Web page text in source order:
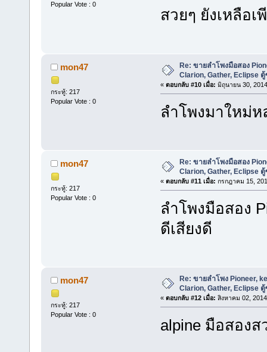
Popular Vote : 0
สวยๆ ยังเหลือเ
mon47
กระทู้: 217
Popular Vote : 0
Re: ขายลำโพงมือสอง
Clarion, Gather, Eclipse
« ตอบกลับ #10 เมื่อ: มิถุนายน 30,
ลำโพงมาใหม่
mon47
กระทู้: 217
Popular Vote : 0
Re: ขายลำโพงมือสอง
Clarion, Gather, Eclipse
« ตอบกลับ #11 เมื่อ: กรกฎาคม 15,
ลำโพงมือสอง
ดีเสียงดี
mon47
กระทู้: 217
Popular Vote : 0
Re: ขายลำโพง Pioneer,
Clarion, Gather, Eclipse
« ตอบกลับ #12 เมื่อ: สิงหาคม 02,
alpine มือสองส